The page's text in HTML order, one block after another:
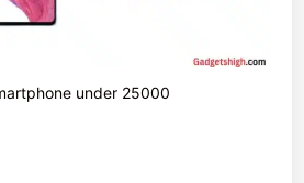
under 25000